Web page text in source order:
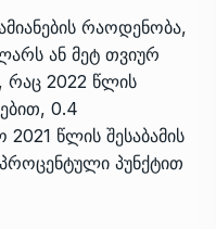
რაოდენობა,
ან მეტ თვიურ
რაც 2022 წლის
0.4
წლის შესაბამის
პუნქტით